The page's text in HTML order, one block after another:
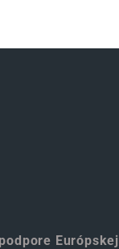
Európskej